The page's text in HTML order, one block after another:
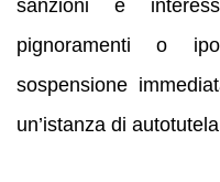
sanzioni e
pignoramenti o
sospensione
un’istanza di